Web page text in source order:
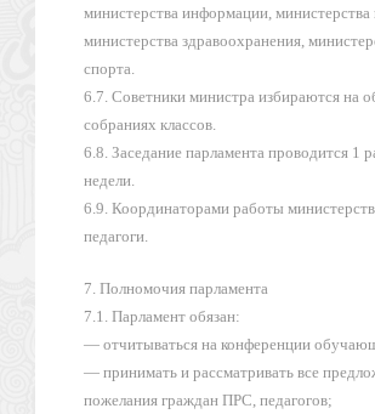
министерства информации, министерства
министерства здравоохранения,
спорта.
6.7. Советники министра избираются на
собраниях классов.
6.8. Заседание парламента проводится 1
недели.
6.9. Координаторами работы
педагоги.
7. Полномочия парламента
7.1. Парламент обязан:
— отчитываться на конференции
— принимать и рассматривать все
пожелания граждан ПРС, педагогов;